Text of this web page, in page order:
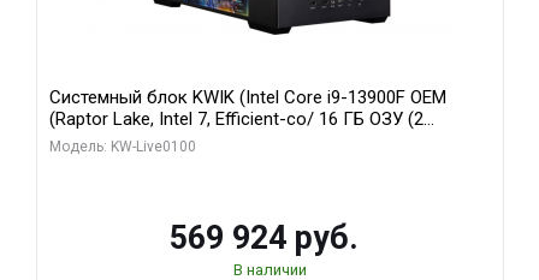
Системный блок KWIK (Intel Core i9-13900F OEM
(Raptor Lake, Intel 7, Efficient-co/ 16 ГБ ОЗУ (2
модуля)/ Afox RTX4090 24GB GDDR6X 384-Bit 3xDP
Модель: KW-Live0100
569 924 руб.
В наличии